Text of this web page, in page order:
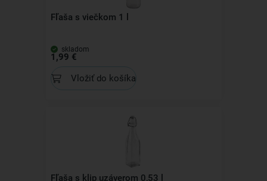
Fľaša s viečkom 1 l
skladom
1,99 €
Vložiť do košíka
Fľaša s klip uzáverom 0,53 l